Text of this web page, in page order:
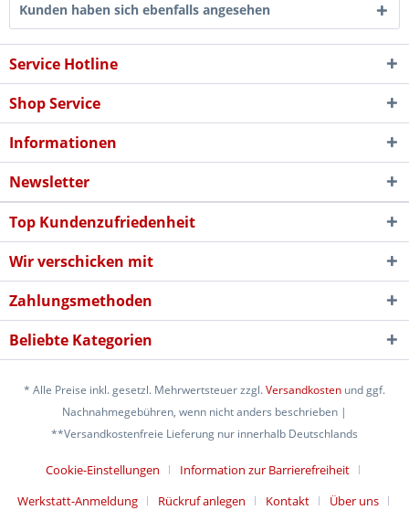
Kunden haben sich ebenfalls angesehen
Service Hotline
Shop Service
Informationen
Newsletter
Top Kundenzufriedenheit
Wir verschicken mit
Zahlungsmethoden
Beliebte Kategorien
* Alle Preise inkl. gesetzl. Mehrwertsteuer zzgl.Versandkosten und ggf.
Nachnahmegebühren, wenn nicht anders beschrieben |
**Versandkostenfreie Lieferung nur innerhalb Deutschlands
Cookie-Einstellungen
Information zur Barrierefreiheit
Werkstatt-Anmeldung
Rückruf anlegen Kontakt Über uns